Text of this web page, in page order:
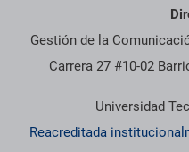
Gestión de la
Carrera 27 #10-02
Universidad
Reacreditada